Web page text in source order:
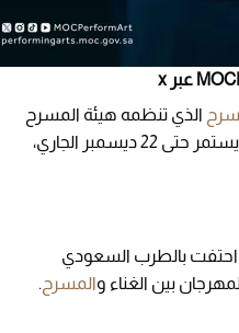
الذي تنظمه هيئة المسرح
والفنون الأدائية، والذي انطلق أمس الإثنين في مركز المؤتمرات بجامعة الأميرة نورة ويستمر حتى 22 ديسمبر الجاري،
احتفت بالطرب السعودي
بين الغناء والمسرح .